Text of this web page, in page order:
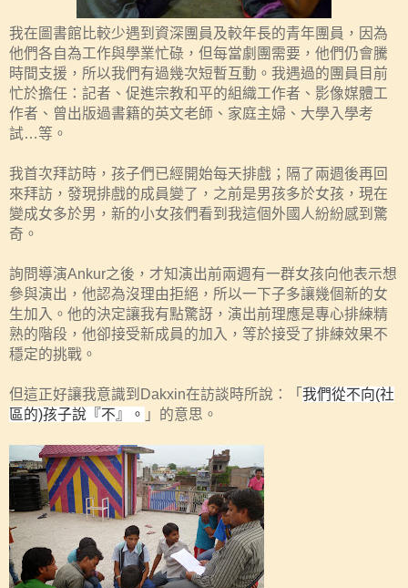
我在圖書館比較少遇到資深團員及較年長的青年團員，因為
他們各自為工作與學業忙碌，但每當劇團需要，他們仍會騰
時間支援，所以我們有過幾次短暫互動。我遇過的團員目前
忙於擔任：記者、促進宗教和平的組織工作者、影像媒體工
作者、曾出版過書籍的英文老師、家庭主婦、大學入學考
試…等。
我首次拜訪時，孩子們已經開始每天排戲；隔了兩週後再回
來拜訪，發現排戲的成員變了，之前是男孩多於女孩，現在
變成女多於男，新的小女孩們看到我這個外國人紛紛感到驚
奇。
詢問導演Ankur之後，才知演出前兩週有一群女孩向他表示想
參與演出，他認為沒理由拒絕，所以一下子多讓幾個新的女
生加入。他的決定讓我有點驚訝，演出前理應是專心排練精
熟的階段，他卻接受新成員的加入，等於接受了排練效果不
穩定的挑戰。
但這正好讓我意識到 Dakxin在訪談時所說：「 我們從不向(社
區的)孩子說『不』。 」的意思。